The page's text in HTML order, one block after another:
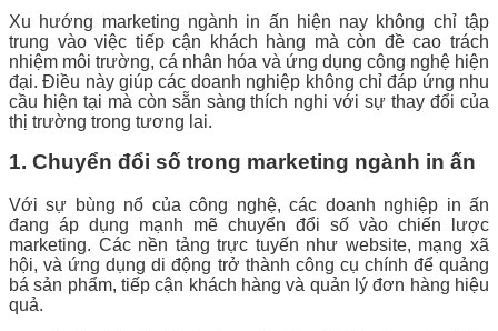
Xu hướng marketing ngành in ấn hiện nay không chỉ tập
trung vào việc tiếp cận khách hàng mà còn đề cao trách
nhiệm môi trường, cá nhân hóa và ứng dụng công nghệ hiện
đại. Điều này giúp các doanh nghiệp không chỉ đáp ứng nhu
cầu hiện tại mà còn sẵn sàng thích nghi với sự thay đổi của
thị trường trong tương lai.
1. Chuyển đổi số trong marketing ngành in ấn
Với sự bùng nổ của công nghệ, các doanh nghiệp in ấn
đang áp dụng mạnh mẽ chuyển đổi số vào chiến lược
marketing. Các nền tảng trực tuyến như website, mạng xã
hội, và ứng dụng di động trở thành công cụ chính để quảng
bá sản phẩm, tiếp cận khách hàng và quản lý đơn hàng hiệu
quả.